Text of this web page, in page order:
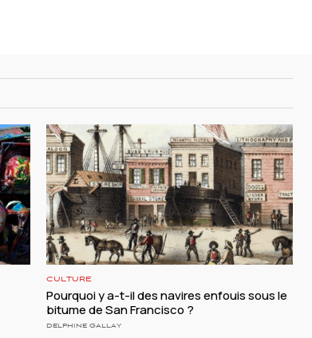
CULTURE
Pourquoi y a-t-il des navires enfouis sous le
bitume de San Francisco ?
DELPHINE GALLAY